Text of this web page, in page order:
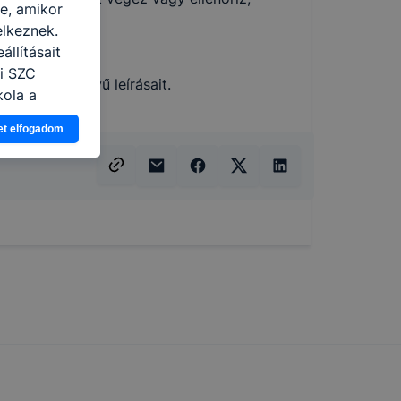
idegennyelvű leírásait.
amikor
SZC
a
a
elfogadom